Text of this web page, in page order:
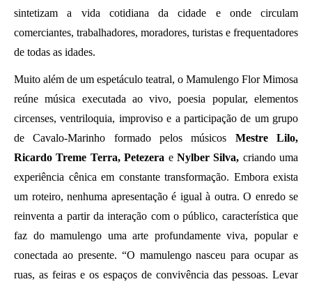
sintetizam a vida cotidiana da cidade e onde circulam
comerciantes, trabalhadores, moradores, turistas e frequentadores
de todas as idades.
Muito além de um espetáculo teatral, o Mamulengo Flor Mimosa
reúne música executada ao vivo, poesia popular, elementos
circenses, ventriloquia, improviso e a participação de um grupo
de Cavalo-Marinho formado pelos músicos Mestre Lilo,
Ricardo Treme Terra, Petezera e Nylber Silva, criando uma
experiência cênica em constante transformação. Embora exista
um roteiro, nenhuma apresentação é igual à outra. O enredo se
reinventa a partir da interação com o público, característica que
faz do mamulengo uma arte profundamente viva, popular e
conectada ao presente. “O mamulengo nasceu para ocupar as
ruas, as feiras e os espaços de convivência das pessoas. Levar